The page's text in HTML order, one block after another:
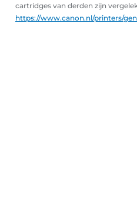
cartridges van derden zijn
https://www.canon.nl/printers/